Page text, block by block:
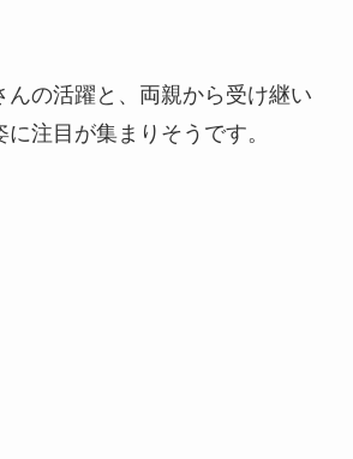
んの活躍と、両親から受け継い
注目が集まりそうです。